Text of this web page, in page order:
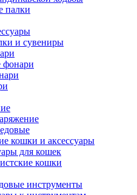
палки
и сувениры
фонари
кошки и аксессуары
для кошек
кошки
инструменты